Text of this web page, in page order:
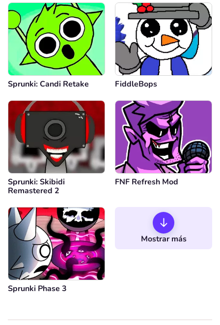
Sprunki: Candi Retake FiddleBops
Sprunki: Skibidi
Remastered 2
FNF Refresh Mod
Sprunki Phase 3
Mostrar más